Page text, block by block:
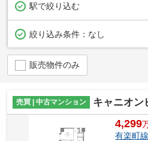
駅で絞り込む
絞り込み条件： なし
販売物件のみ
売買 | 中古マンション キャニオン
4,299
有楽町線